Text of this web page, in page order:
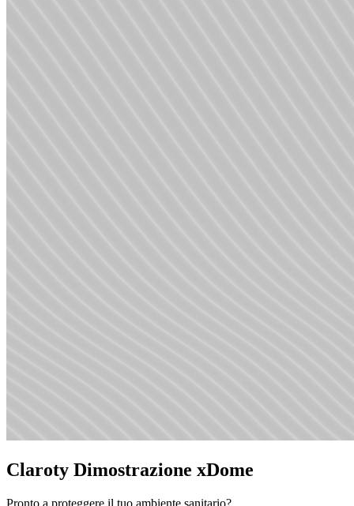
Claroty Dimostrazione xDome
Pronto a proteggere il tuo ambiente sanitario?